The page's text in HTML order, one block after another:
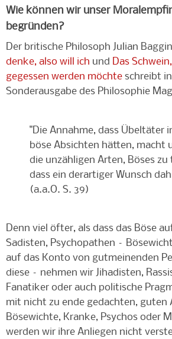
Wie können wir unser
begründen?
Der britische Philosoph Julian
denke, also will ich und Das
gegessen werden möchte schreibt
Sonderausgabe des Philosophie
"Die Annahme, dass Übeltäter
böse Absichten hätten, macht
die unzähligen Arten, Böses zu
dass ein derartiger Wunsch
(a.a.O. S. 39)
Denn viel öfter, als dass das Böse
Sadisten, Psychopathen –
auf das Konto von gutmeinenden
diese – nehmen wir Jihadisten,
Fanatiker oder auch politische
mit nicht zu ende gedachten, guten
Bösewichte, Kranke, Psychos oder
werden wir ihre Anliegen nicht